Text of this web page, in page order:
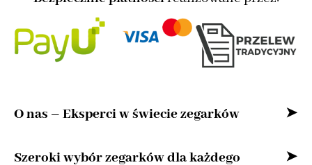
O nas – Eksperci w świecie zegarków
Witaj w naszym sklepie internetowym –
Szeroki wybór zegarków dla każdego